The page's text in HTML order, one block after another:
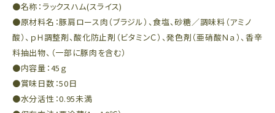
●名称：ラックスハム(スライス)
●原材料名：豚肩ロース肉（ブラジル）、食塩、砂糖／調味料（アミノ
酸）、ｐＨ調整剤、酸化防止剤（ビタミンＣ）、発色剤（亜硝酸Ｎａ）、香辛
料抽出物、（一部に豚肉を含む）
●内容量：45ｇ
●賞味日数：50日
●水分活性：0.95未満